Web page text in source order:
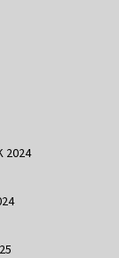
2024